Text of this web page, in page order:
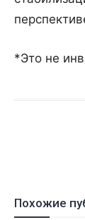
*Это не
Похожие